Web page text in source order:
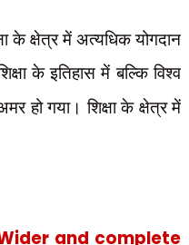
के क्षेत्र में अत्यधिक योगदान
के इतिहास में बल्कि विश्व
हो गया। शिक्षा के क्षेत्र में
and complete